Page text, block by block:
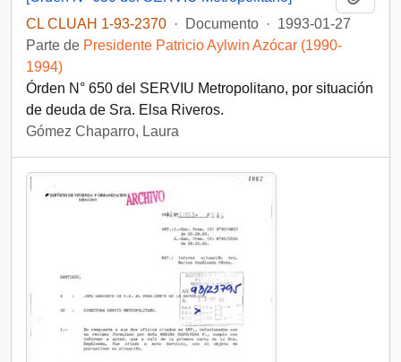
CL CLUAH 1-93-2370 · Documento · 1993-01-27
Parte de Presidente Patricio Aylwin Azócar (1990-
1994)
Órden N° 650 del SERVIU Metropolitano, por situación
de deuda de Sra. Elsa Riveros.
Gómez Chaparro, Laura